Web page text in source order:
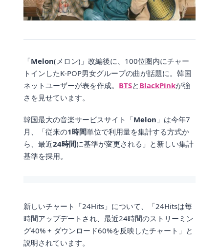
「Melon(メロン)」改編後に、100位圏内にチャー
トインしたK-POP男女グループの曲が話題に。韓国
ネットユーザーが表を作成。 BTSと BlackPinkが強
さを見せています。
韓国最大の音楽サービスサイト「Melon 」は今年7
月、「従来の1時間単位で利用量を集計する方式か
ら、最近24時間に基準が変更される」と新しい集計
基準を採用。
新しいチャート「24Hits」について、「24Hitsは毎
時間アップデートされ、最近24時間のストリーミン
グ40% + ダウンロード60%を反映したチャート」と
説明されています。